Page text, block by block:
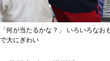
「何が当たるかな？」 いろいろな
で大にぎわい